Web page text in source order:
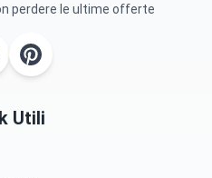
perdere le ultime offerte
Utili